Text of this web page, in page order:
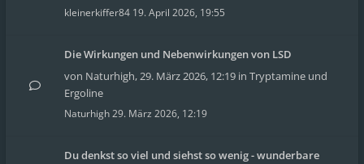
kleinerkiffer84 19. April 2026, 19:55
Die Wirkungen und Nebenwirkungen von LSD
von Naturhigh,29. März 2026, 12:19 in Tryptamine und
Ergoline
Naturhigh29. März 2026, 12:19
Du denkst so viel und siehst so wenig - wunderbare